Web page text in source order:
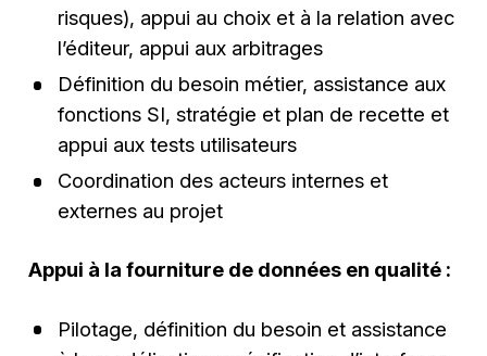
risques), appui au choix et à la relation avec
l’éditeur, appui aux arbitrages
Définition du besoin métier, assistance aux
fonctions SI, stratégie et plan de recette et
appui aux tests utilisateurs
Coordination des acteurs internes et
externes au projet
Appui à la fourniture de données en qualité :
Pilotage, définition du besoin et assistance